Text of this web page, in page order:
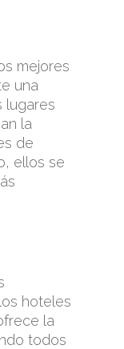
mejores
una
lugares
la
de
ellos se
hoteles
la
todos